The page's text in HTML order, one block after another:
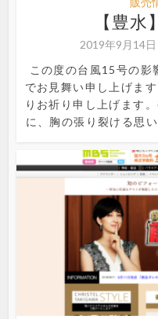
【豊水
2019年9月14日
この度の台風15号の影
でお見舞い申し上げま
りお祈り申し上げます
に、胸の張り裂ける思